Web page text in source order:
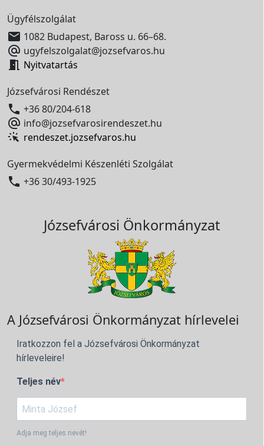
Ügyfélszolgálat
 1082 Budapest, Baross u. 66–68.
 ugyfelszolgalat@jozsefvaros.hu
 Nyitvatartás
Józsefvárosi Rendészet
 +36 80/204-618
 info@jozsefvarosirendeszet.hu
rendeszet.jozsefvaros.hu
Gyermekvédelmi Készenléti Szolgálat
 +36 30/493-1925
Józsefvárosi Önkormányzat
A Józsefvárosi Önkormányzat hírlevelei
Iratkozzon fel a Józsefvárosi Önkormányzat
hírleveleire!
Teljes név
Adja meg teljes nevét!